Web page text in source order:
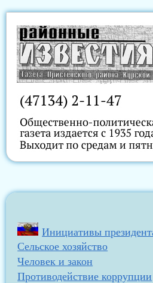
Инициативы
Сельское хозяйство
Человек и закон
Противодействие коррупции